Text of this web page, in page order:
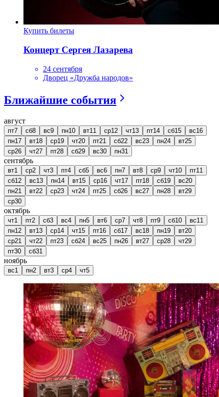
Купить билеты
Концерт Сергея Лазарева
24 сентября
Дворец «Дружба народов»
Ближайшие события
август
пт7 сб8 вс9 пн10 вт11 ср12 чт13 пт14 сб15 вс16
пн17 вт18 ср19 чт20 пт21 сб22 вс23 пн24 вт25
ср26 чт27 пт28 сб29 вс30 пн31
сентябрь
вт1 ср2 чт3 пт4 сб5 вс6 пн7 вт8 ср9 чт10 пт11
сб12 вс13 пн14 вт15 ср16 чт17 пт18 сб19 вс20
пн21 вт22 ср23 чт24 пт25 сб26 вс27 пн28 вт29
ср30
октябрь
чт1 пт2 сб3 вс4 пн5 вт6 ср7 чт8 пт9 сб10 вс11
пн12 вт13 ср14 чт15 пт16 сб17 вс18 пн19 вт20
ср21 чт22 пт23 сб24 вс25 пн26 вт27 ср28 чт29
пт30 сб31
ноябрь
вс1 пн2 вт3 ср4 чт5